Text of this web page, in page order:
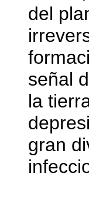
del
señal
la
gran